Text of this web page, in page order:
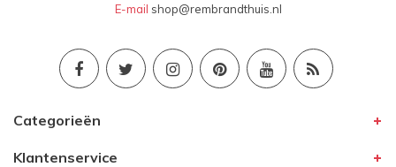
E-mail shop@rembrandthuis.nl
Categorieën
Klantenservice